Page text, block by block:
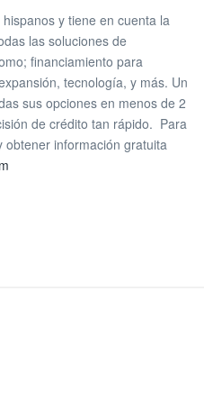
y tiene en cuenta la
las soluciones de
financiamiento para
tecnología, y más. Un
sus opciones en menos de 2
de crédito tan rápido. Para
información gratuita